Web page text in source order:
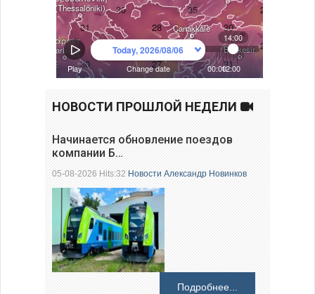
НОВОСТИ ПРОШЛОЙ НЕДЕЛИ
Начинается обновление поездов
компании Б…
05-08-2026 Hits:32Новости Александр Новинков
Подробнее...